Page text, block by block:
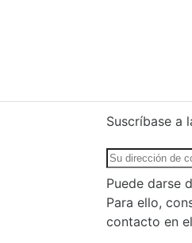
Suscríbase a
Puede darse
Para ello,
contacto en